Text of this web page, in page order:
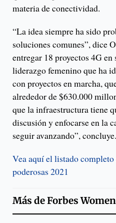
materia de conectividad.
“La idea siempre ha sido
soluciones comunes”, dice
entregar 18 proyectos 4G
liderazgo femenino que ha
con proyectos en marcha,
alrededor de $630.000
que la infraestructura tiene
discusión y enfocarse en la
seguir avanzando”, concluye.
Vea aquí el listado completo
poderosas 2021
Más deForbes Women